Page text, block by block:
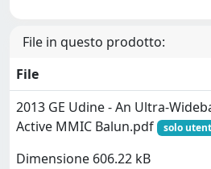
File in questo prodotto:
File
2013 GE Udine - An Ultra-
Active MMIC Balun.pdf
solo
Dimensione 606.22 kB